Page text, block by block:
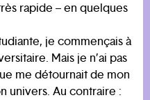
rapide – en quelques
je commençais à
Mais je n’ai pas
me détournait de mon
univers. Au contraire :